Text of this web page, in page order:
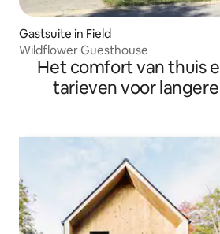
Gastsuite in Field
Wildflower Guesthouse
Het comfort van thuis
tarieven voor